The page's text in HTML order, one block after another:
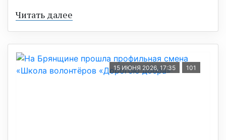
Читать далее
15 ИЮНЯ 2026, 17:35 101